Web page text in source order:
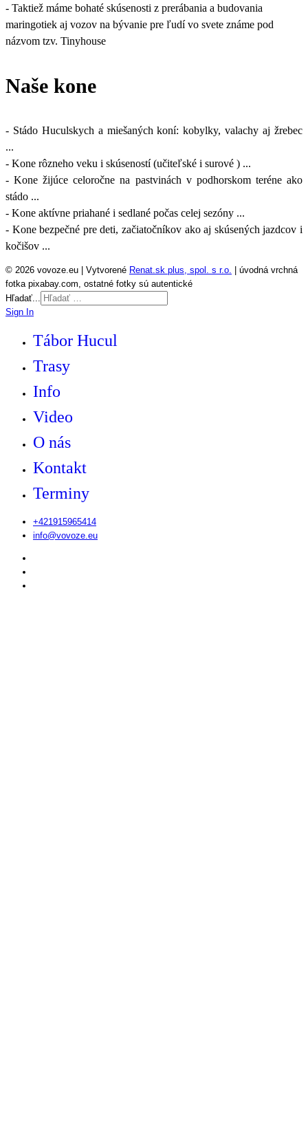
- Taktiež máme bohaté skúsenosti z prerábania a budovania
maringotiek aj vozov na bývanie pre ľudí vo svete známe pod
názvom tzv. Tinyhouse
Naše kone
- Stádo Huculskych a miešaných koní: kobylky, valachy aj žrebec
...
- Kone rôzneho veku i skúseností (učiteľské i surové ) ...
- Kone žijúce celoročne na pastvinách v podhorskom teréne ako
stádo ...
- Kone aktívne priahané i sedlané počas celej sezóny ...
- Kone bezpečné pre deti, začiatočníkov ako aj skúsených jazdcov i
kočišov ...
© 2026 vovoze.eu | Vytvorené Renat.sk plus, spol. s r.o.
| úvodná vrchná
fotka pixabay.com, ostatné fotky sú autentické
Hľadať...
Sign In
Tábor Hucul
Trasy
Info
Video
O nás
Kontakt
Terminy
+421915965414
info@vovoze.eu